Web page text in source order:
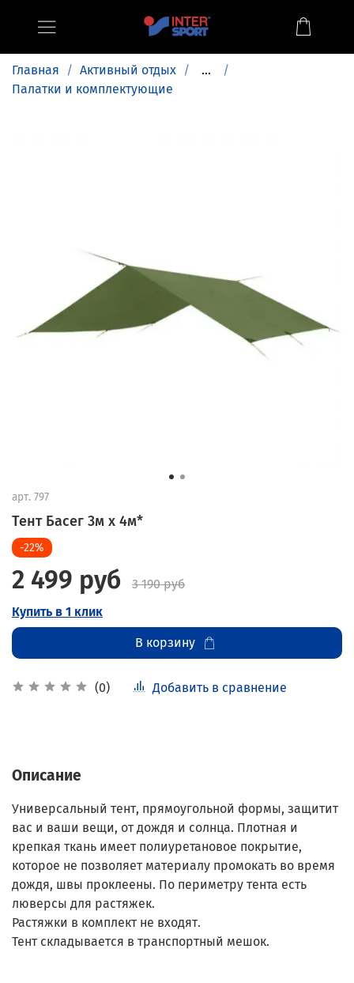
Главная Активный отдых
...
Палатки и комплектующие
арт. 797
Тент Басег 3м х 4м*
(0) Добавить в сравнение
-22%
2 499 руб
3 190 руб
Купить в 1 клик
В корзину
Описание
Универсальный тент, прямоугольной формы, защитит
вас и ваши вещи, от дождя и солнца. Плотная и
крепкая ткань имеет полиуретановое покрытие,
которое не позволяет материалу промокать во время
дождя, швы проклеены. По периметру тента есть
люверсы для растяжек.
Растяжки в комплект не входят.
Тент складывается в транспортный мешок.